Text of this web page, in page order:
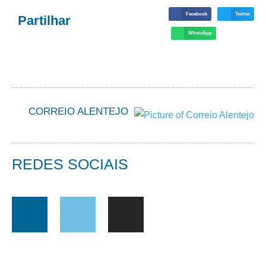
Partilhar Facebook Twitter
WhatsApp
CORREIO ALENTEJO
REDES SOCIAIS